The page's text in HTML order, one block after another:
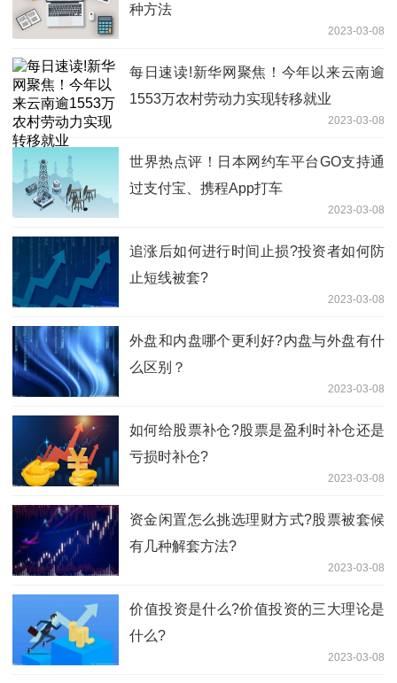
种方法
2023-03-08
每日速读!新华网聚焦！今年以来云南逾
1553万农村劳动力实现转移就业
2023-03-08
世界热点评！日本网约车平台GO支持通
过支付宝、携程App打车
2023-03-08
追涨后如何进行时间止损?投资者如何防
止短线被套?
2023-03-08
外盘和内盘哪个更利好?内盘与外盘有什
么区别？
2023-03-08
如何给股票补仓?股票是盈利时补仓还是
亏损时补仓?
2023-03-08
资金闲置怎么挑选理财方式?股票被套候
有几种解套方法?
2023-03-08
​价值投资是什么?价值投资的三大理论是
什么?
2023-03-08